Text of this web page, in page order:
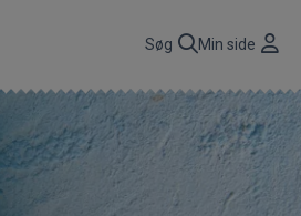
Søg Min side
CBP A/S